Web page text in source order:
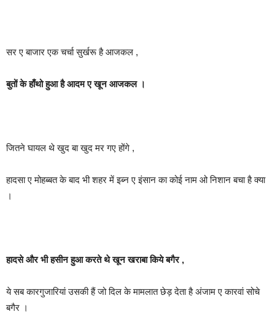
सर ए बाजार एक चर्चा सुर्खरू है आजकल ,
बुतों के हाँथो हुआ है आदम ए खून आजकल ।
जितने घायल थे खुद बा खुद मर गए होंगे ,
हादसा ए मोहब्बत के बाद भी शहर में इब्न ए इंसान का कोई नाम ओ निशान बचा है क्या
।
हादसे और भी हसीन हुआ करते थे खून खराबा किये बगैर ,
ये सब कारगुजारियां उसकी हैं जो दिल के मामलात छेड़ देता है अंजाम ए कारवां सोचे
बगैर ।